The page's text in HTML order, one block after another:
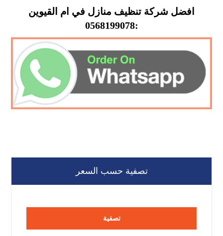
افضل شركة تنظيف منازل في ام القيوين
:0568199078
تصفية حسب السعر
تصفية